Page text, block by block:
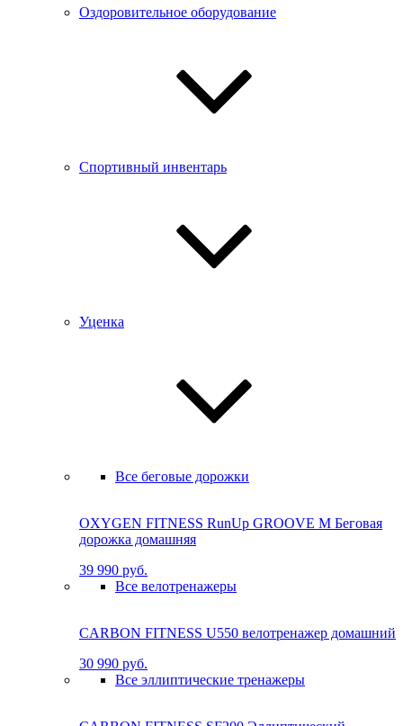
Оздоровительное оборудование
Спортивный инвентарь
Уценка
Все беговые дорожки
OXYGEN FITNESS RunUp GROOVE M Бе­го­вая
до­рож­ка до­маш­няя
39 990 руб.
Все велотренажеры
CARBON FITNESS U550 велотренажер домашний
30 990 руб.
Все эллиптические тренажеры